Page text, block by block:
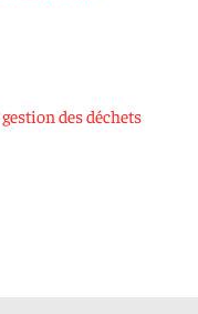
des déchets